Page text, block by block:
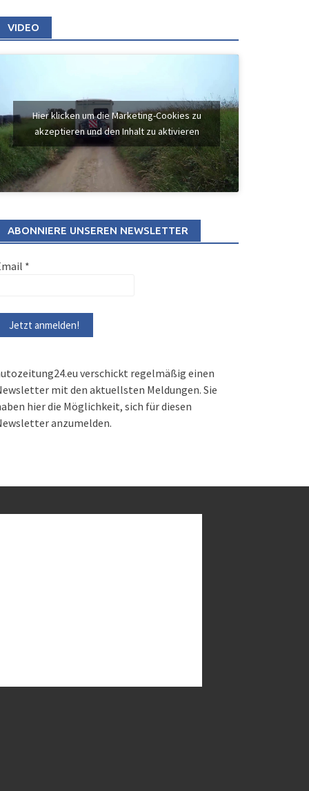
VIDEO
Hier klicken um die Marketing-Cookies zu
akzeptieren und den Inhalt zu aktivieren
ABONNIERE UNSEREN NEWSLETTER
*
verschickt regelmäßig einen
mit den aktuellsten Meldungen. Sie
hier die Möglichkeit, sich für diesen
anzumelden.